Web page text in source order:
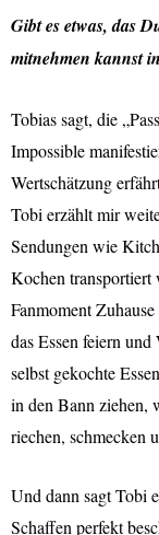
Gibt es etwas, das
mitnehmen kannst
Tobias sagt, die
Impossible
Wertschätzung
Tobi erzählt mir
Sendungen wie
Kochen transportiert
Fanmoment
das Essen feiern
selbst gekochte
in den Bann ziehen,
riechen, schmecken
Und dann sagt Tobi
Schaffen perfekt